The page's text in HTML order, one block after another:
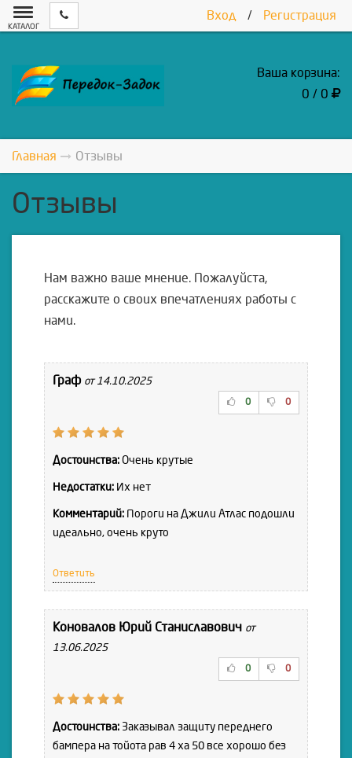
Вход / Регистрация
КАТАЛОГ
Ваша корзина:
0 / 0
Главная Отзывы
Отзывы
Нам важно ваше мнение. Пожалуйста,
расскажите о своих впечатлениях работы с
нами.
Граф от 14.10.2025
0 0
Достоинства: Очень крутые
Недостатки: Их нет
Комментарий: Пороги на Джили Атлас подошли
идеально, очень круто
Ответить
Коновалов Юрий Станиславович от
13.06.2025
0 0
Достоинства: Заказывал защиту переднего
бампера на тойота рав 4 ха 50 все хорошо без